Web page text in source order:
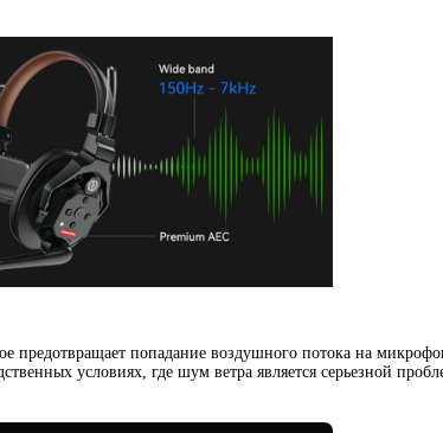
предотвращает попадание воздушного потока на
условиях где шум ветра является серьезной